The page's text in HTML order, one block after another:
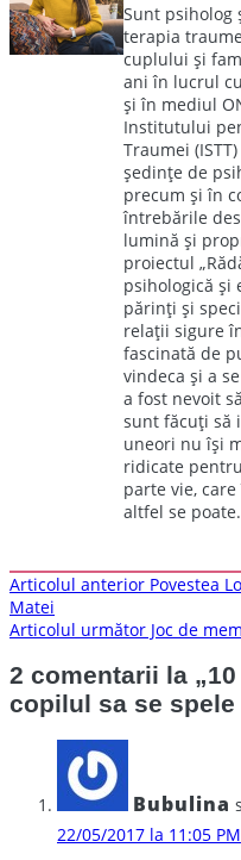
Sunt psiholog
terapia
cuplului și
ani în lucrul
și în mediul
Institutului
Traumei
ședințe de
precum și în
întrebările
lumină și
proiectul
psihologică și
părinți și
relații sigure
fascinată de
vindeca și a
a fost nevoit
sunt făcuți să
uneori nu își
ridicate
parte vie,
altfel se poate.
Navigare
în
articole
Articolul anterior Povestea
Matei
Articolul următor Joc de
2 comentarii la „
copilul sa se spele
Bubulina
22/05/2017 la 11:05 PM